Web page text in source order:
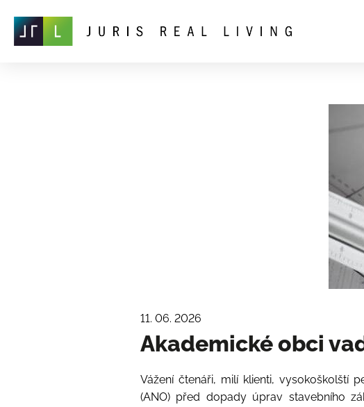
11. 06. 2026
Akademické obci
Vážení čtenáři, milí klienti, vysokoškolští
(ANO) před dopady úprav stavebního